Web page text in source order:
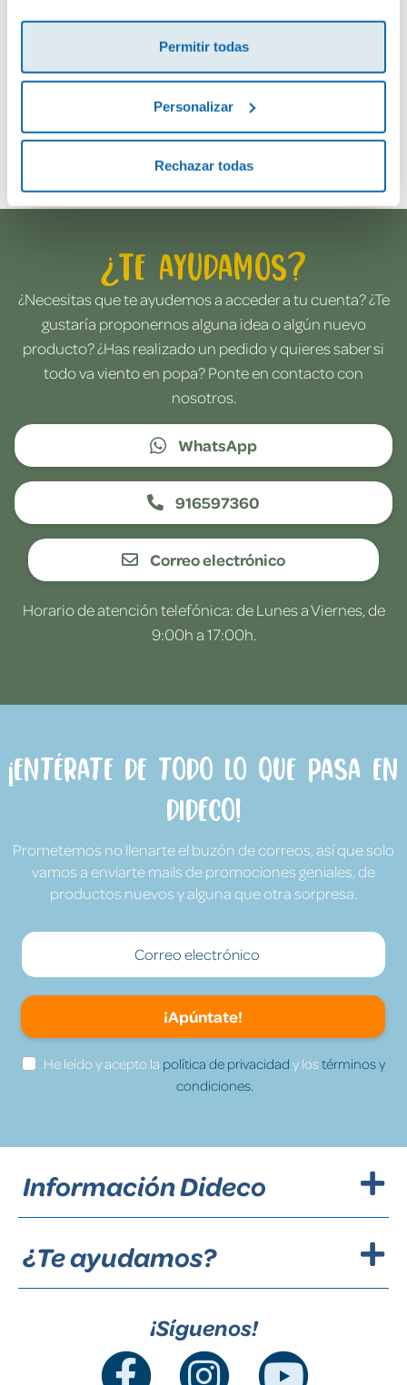
Permitir todas
Personalizar
Rechazar todas
Envía tu opinión
¿Te ayudamos?
¿Necesitas que te ayudemos a acceder a tu cuenta? ¿Te
gustaría proponernos alguna idea o algún nuevo
producto? ¿Has realizado un pedido y quieres saber si
todo va viento en popa? Ponte en contacto con
nosotros.
WhatsApp
916597360
Correo electrónico
Horario de atención telefónica: de Lunes a Viernes, de
9:00h a 17:00h.
¡Entérate de todo lo que pasa en
Dideco!
Prometemos no llenarte el buzón de correos, así que solo
vamos a enviarte mails de promociones geniales, de
productos nuevos y alguna que otra sorpresa.
¡Apúntate!
He leído y acepto la política de privacidad y lostérminos y
condiciones.
Información Dideco
¿Te ayudamos?
¡Síguenos!